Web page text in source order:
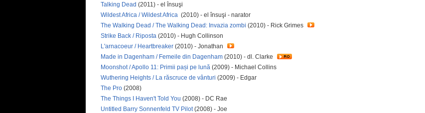
Talking Dead (2011) - el însuşi
Wildest Africa / Wildest Africa (2010) - el însuşi - narator
The Walking Dead / The Walking Dead: Invazia zombi (2010) - Rick Grimes
Strike Back / Riposta (2010) - Hugh Collinson
L'arnacoeur / Heartbreaker (2010) - Jonathan
Made in Dagenham / Femeile din Dagenham (2010) - dl. Clarke
Moonshot / Apollo 11: Primii pași pe lună (2009) - Michael Collins
Wuthering Heights / La răscruce de vânturi (2009) - Edgar
The Pro (2008)
The Things I Haven't Told You (2008) - DC Rae
Untitled Barry Sonnenfeld TV Pilot(2008) - Joe